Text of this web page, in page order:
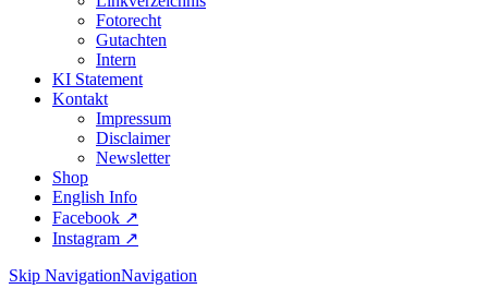
Fotorecht
Gutachten
Intern
KI Statement
Kontakt
Impressum
Disclaimer
Newsletter
Shop
English Info
Facebook ↗︎
Instagram ↗︎
Skip NavigationNavigation